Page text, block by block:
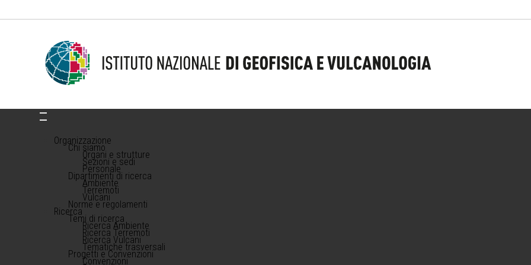
Organizzazione
Chi siamo
Organi e strutture
Sezioni e sedi
Personale
Dipartimenti di ricerca
Ambiente
Terremoti
Vulcani
Norme e regolamenti
Ricerca
Temi di ricerca
Ricerca Ambiente
Ricerca Terremoti
Ricerca Vulcani
Tematiche trasversali
Progetti e Convenzioni
Convenzioni